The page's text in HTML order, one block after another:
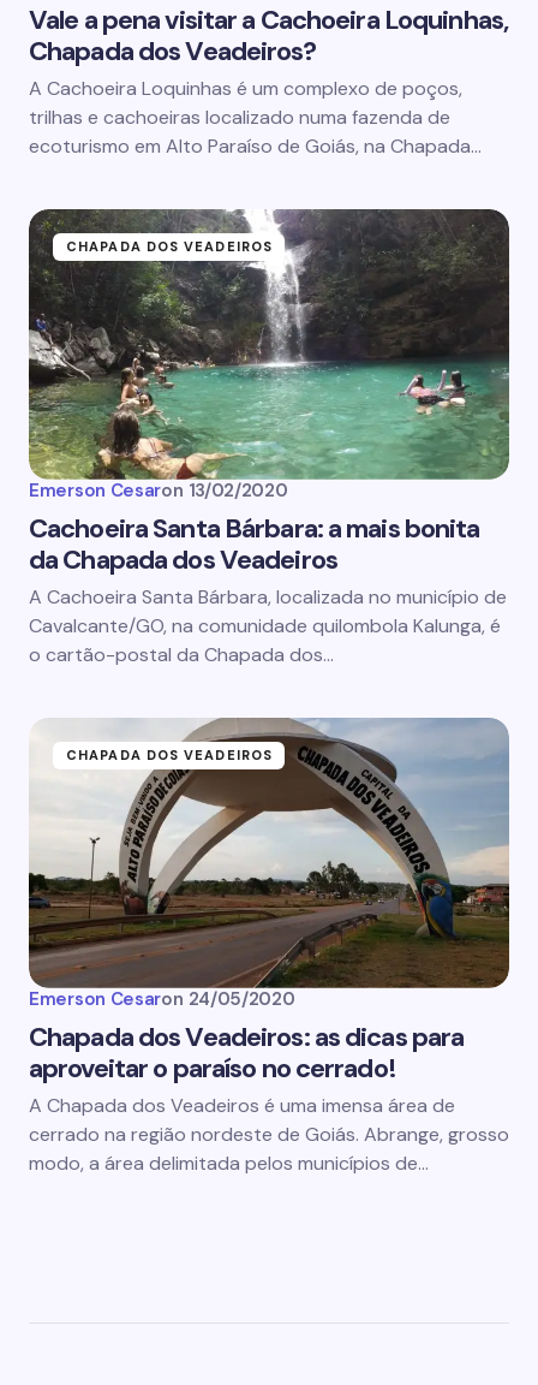
Vale a pena visitar a Cachoeira Loquinhas,
Chapada dos Veadeiros?
A Cachoeira Loquinhas é um complexo de poços,
trilhas e cachoeiras localizado numa fazenda de
ecoturismo em Alto Paraíso de Goiás, na Chapada…
CHAPADA DOS VEADEIROS
Emerson Cesaron 13/02/2020
Cachoeira Santa Bárbara: a mais bonita
da Chapada dos Veadeiros
A Cachoeira Santa Bárbara, localizada no município de
Cavalcante/GO, na comunidade quilombola Kalunga, é
o cartão-postal da Chapada dos…
CHAPADA DOS VEADEIROS
Emerson Cesaron 24/05/2020
Chapada dos Veadeiros: as dicas para
aproveitar o paraíso no cerrado!
A Chapada dos Veadeiros é uma imensa área de
cerrado na região nordeste de Goiás. Abrange, grosso
modo, a área delimitada pelos municípios de…